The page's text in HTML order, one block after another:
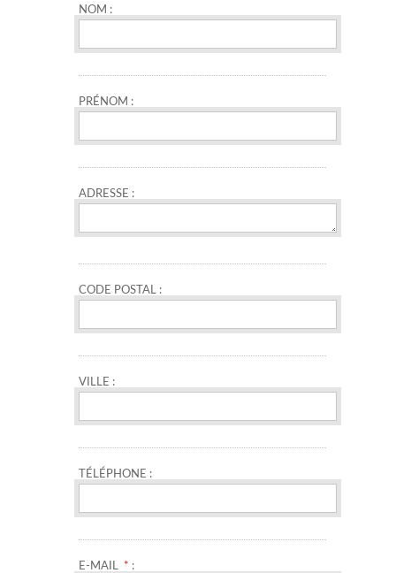
NOM :
PRÉNOM :
ADRESSE :
CODE POSTAL :
VILLE :
TÉLÉPHONE :
E-MAIL * :